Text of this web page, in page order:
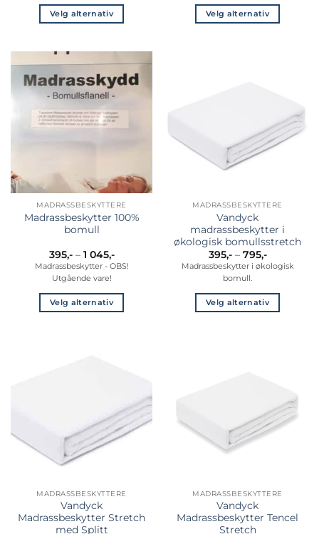
Velg alternativ
flere
varianter.
Alternativene
kan
Velg alternativ
velges
på
produktsiden
MADRASSBESKYTTERE
Madrassbeskytter 100%
bomull
395,- – 1 045,-Prisområde:
395,-
til
045,-
Madrassbeskytter - OBS!
Utgående vare!
Velg alternativ
velges
på
produktsiden
MADRASSBESKYTTERE
Vandyck
madrassbeskytter i
økologisk bomullsstretch
395,- – 795,-
395,-
til
Madrassbeskytter i økologisk
bomull.
Velg alternativ
velges
på
MADRASSBESKYTTERE
Vandyck
Madrassbeskytter Stretch
med Splitt
MADRASSBESKYTTERE
Vandyck
Madrassbeskytter Tencel
Stretch